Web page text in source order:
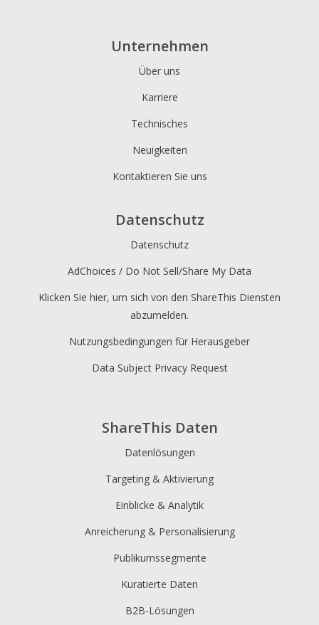
ShareThis Daten
Datenlösungen
Targeting & Aktivierung
Einblicke & Analytik
Anreicherung & Personalisierung
Publikumssegmente
Kuratierte Daten
B2B-Lösungen
Unternehmen
Über uns
Karriere
Technisches
Neuigkeiten
Kontaktieren Sie uns
Datenschutz
Datenschutz
AdChoices / Do Not Sell/Share My Data
Klicken Sie hier, um sich von den ShareThis Diensten
abzumelden.
Nutzungsbedingungen für Herausgeber
Data Subject Privacy Request